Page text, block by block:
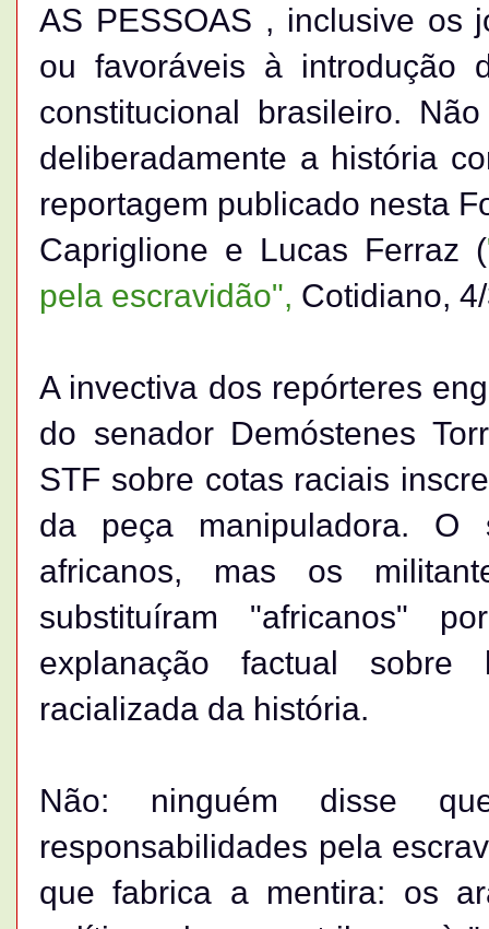
AS PESSOAS , inclusive os
ou favoráveis à introdução
constitucional brasileiro.
deliberadamente a história
reportagem publicado nesta
Capriglione e Lucas Ferraz (
pela escravidão", Cotidiano,
A invectiva dos repórteres
do senador Demóstenes
STF sobre cotas raciais
da peça manipuladora. O
africanos, mas os
substituíram "africanos"
explanação factual
racializada da história.
Não: ninguém disse
responsabilidades pela
que fabrica a mentira: os